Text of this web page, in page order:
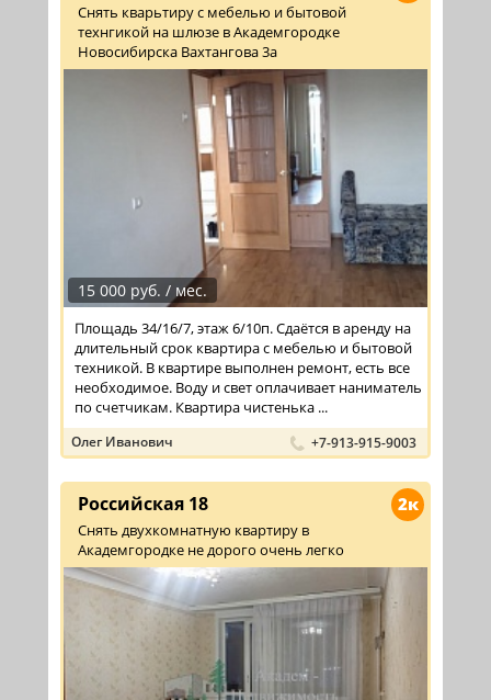
Снять кварьтиру с мебелью и бытовой
технгикой на шлюзе в Академгородке
Новосибирска Вахтангова 3а
15 000 руб. / мес.
Площадь 34/16/7, этаж 6/10п. Сдаётся в аренду на
длительный срок квартира с мебелью и бытовой
техникой. В квартире выполнен ремонт, есть все
необходимое. Воду и свет оплачивает наниматель
по счетчикам. Квартира чистенька ...
Олег Иванович +7-913-915-9003
2к
Российская 18
Снять двухкомнатную квартиру в
Академгородке не дорого очень легко